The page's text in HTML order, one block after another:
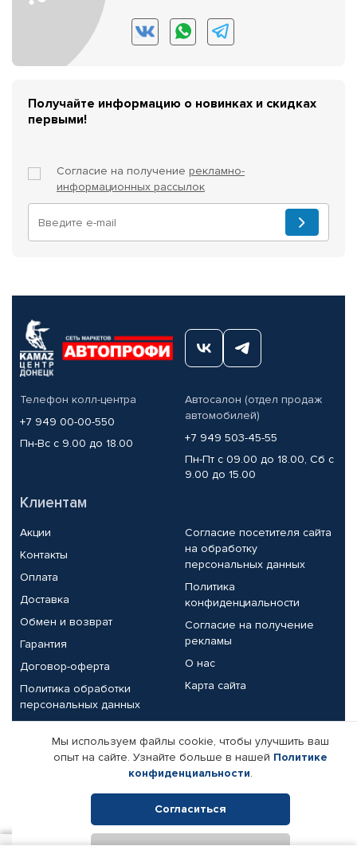
Получайте информацию о новинках и скидках
первыми!
Согласие на получение рекламно-
информационных рассылок
Телефон колл-центра
+7 949 00-00-550
Пн-Вс с 9.00 до 18.00
Автосалон (отдел продаж
автомобилей)
+7 949 503-45-55
Пн-Пт с 09.00 до 18.00, Сб с
9.00 до 15.00
Клиентам
Акции
Контакты
Оплата
Доставка
Обмен и возврат
Гарантия
Договор-оферта
Политика обработки
персональных данных
Согласие посетителя сайта
на обработку
персональных данных
Политика
конфиденциальности
Согласие на получение
рекламы
О нас
Карта сайта
Партнерам
Корпоративным клиентам
Поставщикам
Реквизиты компании
Мы используем файлы cookie, чтобы улучшить ваш
опыт на сайте. Узнайте больше в нашей Политике
конфиденциальности.
Согласиться